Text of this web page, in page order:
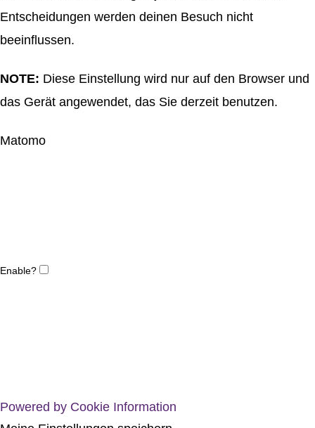
Entscheidungen werden deinen Besuch nicht
beeinflussen.
NOTE: Diese Einstellung wird nur auf den Browser und
das Gerät angewendet, das Sie derzeit benutzen.
Matomo
Enable?
Powered by Cookie Information